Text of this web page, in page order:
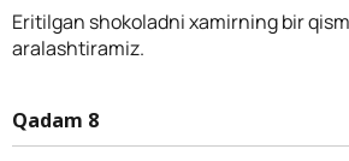
Eritilgan shokoladni xamirning bir
aralashtiramiz.
Qadam 8